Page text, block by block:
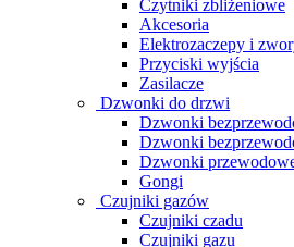
Czytniki zbliżeniowe
Akcesoria
Elektrozaczepy i
Przyciski wyjścia
Zasilacze
Dzwonki do drzwi
Dzwonki
Dzwonki
Dzwonki
Gongi
Czujniki gazów
Czujniki czadu
Czujniki gazu